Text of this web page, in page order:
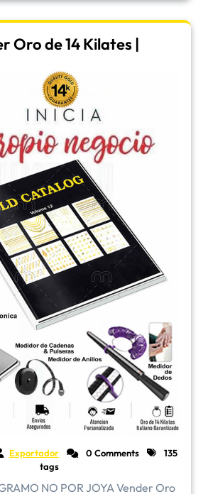
Oro de 14 Kilates |
Exportador 0 Comments
135
tags
NO POR JOYA Vender Oro